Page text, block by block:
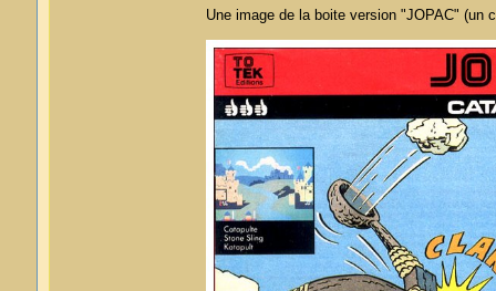
Une image de la boite version "JOPAC" (un